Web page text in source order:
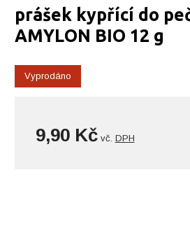
prášek kypřící do
AMYLON BIO 12 g
Vyprodáno
9,90 Kčvč. DPH